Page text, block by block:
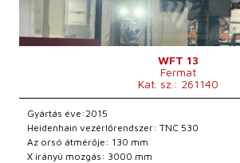
WFT 13
Fermat
Kat. sz.: 261140
Gyártás éve:2015
Heidenhain vezérlőrendszer: TNC 530
Az orsó átmérője: 130 mm
X irányú mozgás: 3000 mm